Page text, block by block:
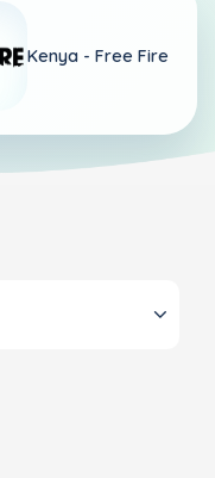
Kenya - Free Fire